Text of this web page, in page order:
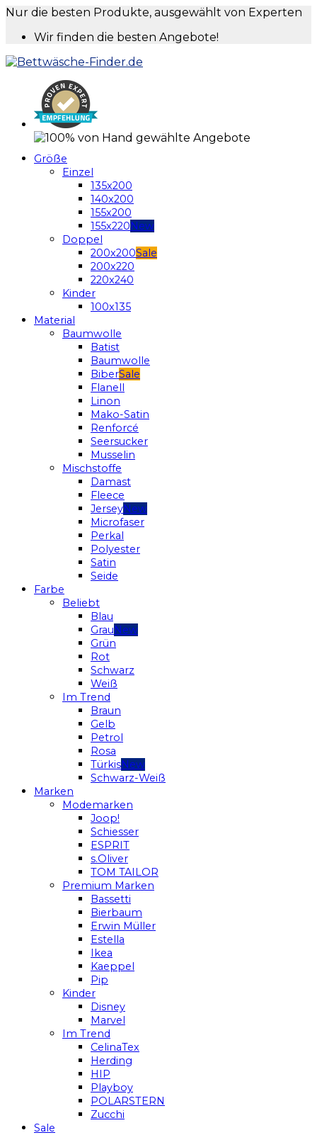
Nur die besten Produkte, ausgewählt von Experten
Wir finden die besten Angebote!
Größe
Einzel
135x200
140x200
155x200
155x220
Doppel
200x200
200x220
220x240
Kinder
100x135
Material
Baumwolle
Batist
Baumwolle
Biber
Flanell
Linon
Mako-Satin
Renforcé
Seersucker
Musselin
Mischstoffe
Damast
Fleece
Jersey
Microfaser
Perkal
Polyester
Satin
Seide
Farbe
Beliebt
Blau
Grau
Grün
Rot
Schwarz
Weiß
Im Trend
Braun
Gelb
Petrol
Rosa
Türkis
Schwarz-Weiß
Marken
Modemarken
Joop!
Schiesser
ESPRIT
s.Oliver
TOM TAILOR
Premium Marken
Bassetti
Bierbaum
Erwin Müller
Estella
Ikea
Kaeppel
Pip
Kinder
Disney
Marvel
Im Trend
CelinaTex
Herding
HIP
Playboy
POLARSTERN
Zucchi
Sale